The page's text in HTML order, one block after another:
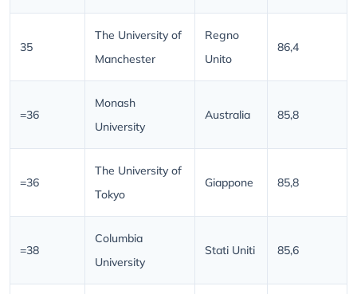
35
The University of
Manchester
Regno
Unito
86,4
=36
Monash
University
Australia 85,8
=36
The University of
Tokyo
Giappone 85,8
=38
Columbia
University
Stati Uniti 85,6